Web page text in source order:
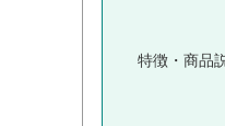
特徴・商品